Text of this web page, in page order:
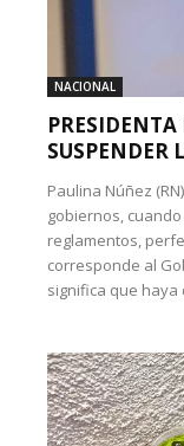
NACIONAL
SUSPENDER
Paulina Núñez
gobiernos,
reglamentos,
corresponde al
significa que haya